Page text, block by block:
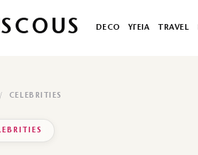
DECO ΥΓΕΙΑ TRAVEL
CELEBRITIES